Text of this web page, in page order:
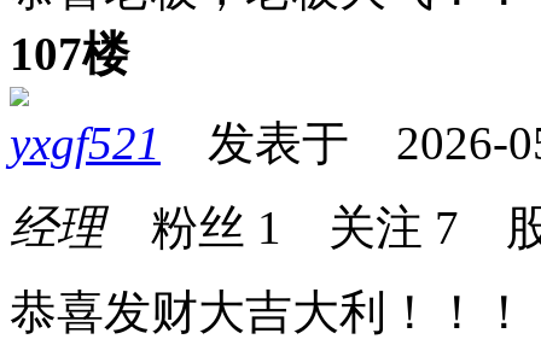
107楼
yxgf521
发表于 2026-
经理粉丝 1 关注 7
恭喜发财大吉大利！！！